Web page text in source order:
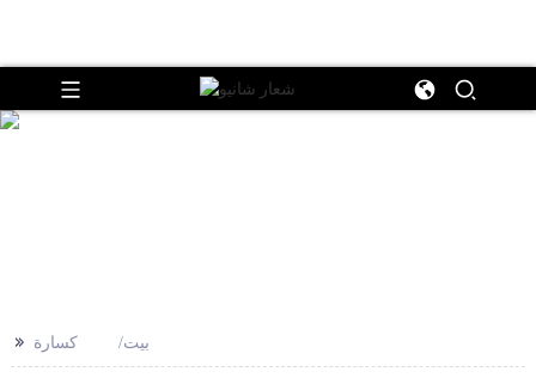
>> بيت كسارة